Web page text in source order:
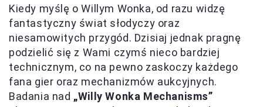
Kiedy myślę o Willym Wonka, od razu widzę
fantastyczny świat słodyczy oraz
niesamowitych przygód. Dzisiaj jednak pragnę
podzielić się z Wami czymś nieco bardziej
technicznym, co na pewno zaskoczy każdego
fana gier oraz mechanizmów aukcyjnych.
Badania nad „Willy Wonka Mechanisms”